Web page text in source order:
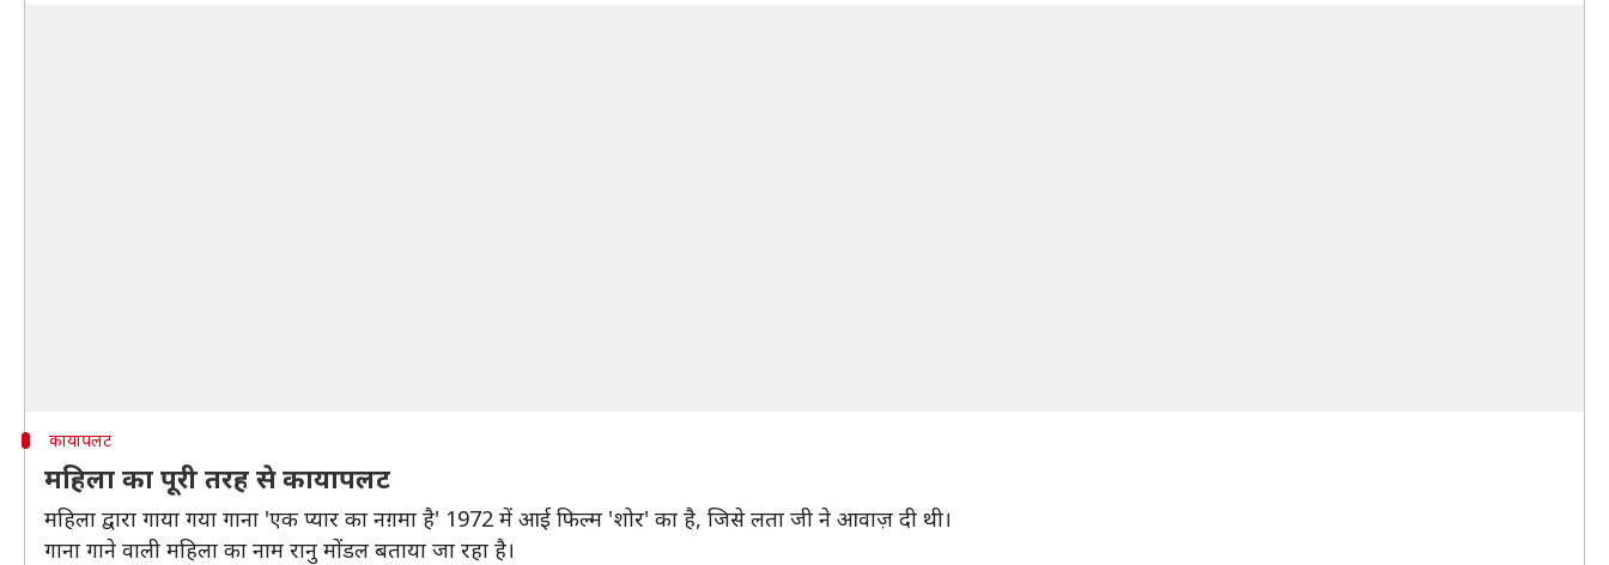
कायापलट
महिला का पूरी तरह से कायापलट
महिला द्वारा गाया गया गाना 'एक प्यार का नग़मा है' 1972 में आई फिल्म 'शोर' का है, जिसे लता जी ने आवाज़ दी थी।
गाना गाने वाली महिला का नाम रानु मोंडल बताया जा रहा है।